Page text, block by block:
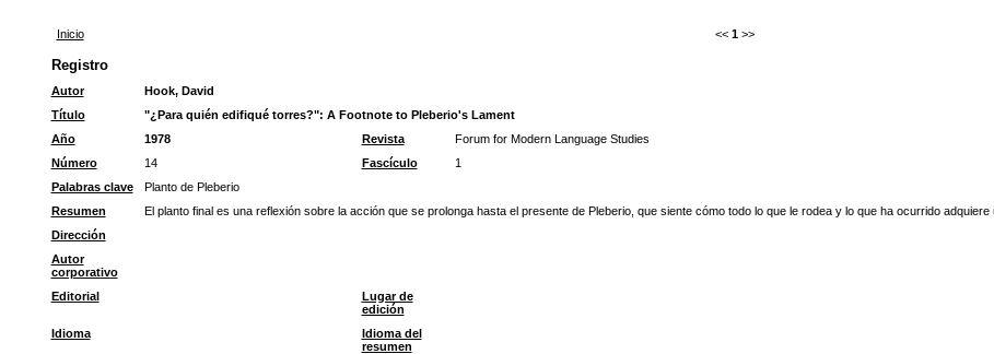
Inicio << 1 >>
Registro
Autor
Hook, David
Título
"¿Para quién edifiqué torres?": A Footnote to Pleberio's Lament
Año
1978 Revista Forum for Modern Language Studies
Número
14 Fascículo 1
Palabras clave
Planto de Pleberio
Resumen
El planto final es una reflexión sobre la acción que se prolonga hasta el presente de Pleberio, que siente cómo todo lo que le rodea y lo que ha ocurrido adquiere
Dirección
Autor
corporativo
Editorial
Lugar de
edición
Idioma
Idioma del
resumen